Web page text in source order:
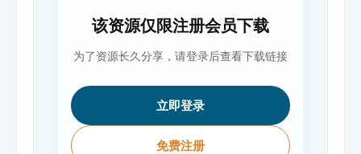
该资源仅限注册会员下载
为了资源长久分享，请登录后查看下载链接
立即登录
免费注册